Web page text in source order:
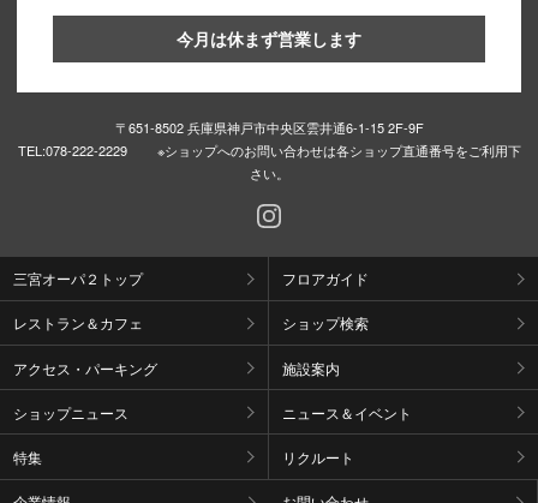
今月は休まず営業します
〒651-8502 兵庫県神戸市中央区雲井通6-1-15 2F-9F
TEL:078-222-2229 ※ショップへのお問い合わせは各ショップ直通番号をご利用下
さい。
三宮オーパ２トップ フロアガイド
レストラン＆カフェ ショップ検索
アクセス・パーキング 施設案内
ショップニュース ニュース＆イベント
特集 リクルート